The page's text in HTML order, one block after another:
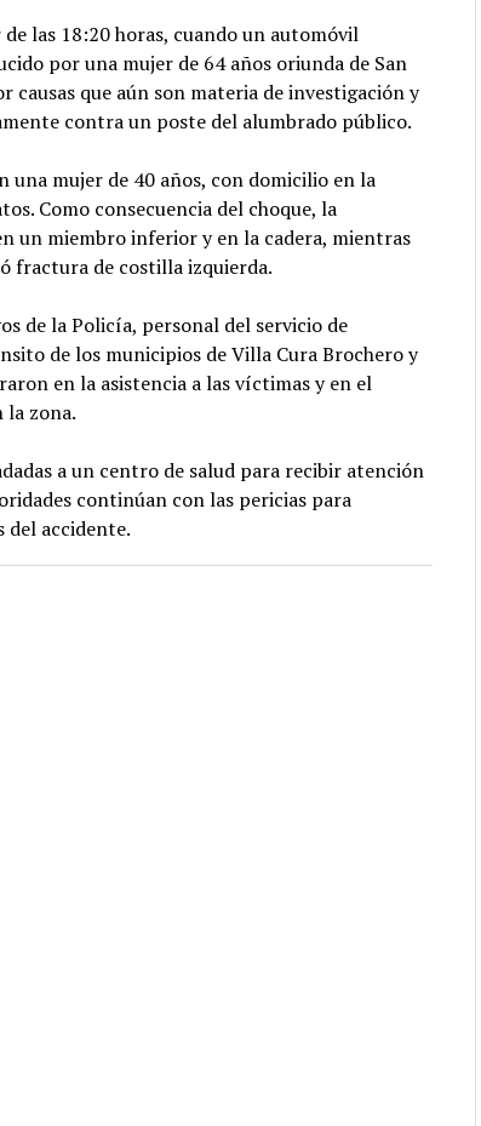
las 18:20 horas, cuando un automóvil
por una mujer de 64 años oriunda de San
que aún son materia de investigación y
contra un poste del alumbrado público.
una mujer de 40 años, con domicilio en la
Como consecuencia del choque, la
un miembro inferior y en la cadera, mientras
fractura de costilla izquierda.
de la Policía, personal del servicio de
de los municipios de Villa Cura Brochero y
en la asistencia a las víctimas y en el
zona.
a un centro de salud para recibir atención
continúan con las pericias para
del accidente.